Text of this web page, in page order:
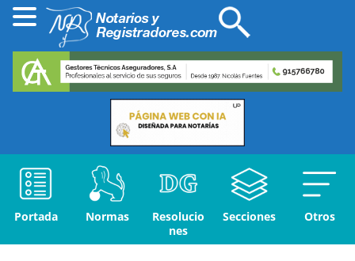
Portada Normas
Resolucio
nes
Secciones Otros